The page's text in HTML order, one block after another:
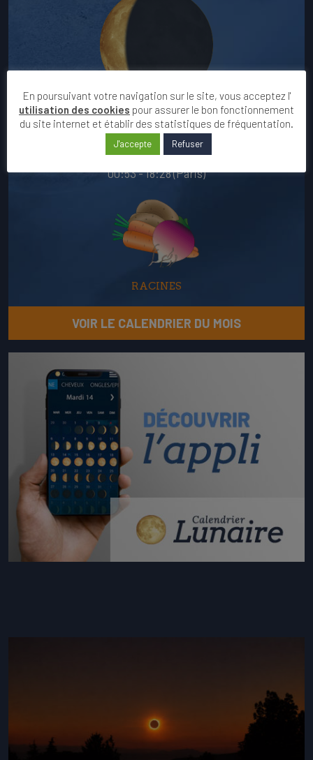
DECROISSANTE
MONTANTE
00:53 - 18:28 (Paris)
RACINES
VOIR LE CALENDRIER DU MOIS
En poursuivant votre navigation sur le site, vous acceptez l'
utilisation des cookies pour assurer le bon fonctionnement
du site internet et établir des statistiques de fréquentation.
J'accepte Refuser